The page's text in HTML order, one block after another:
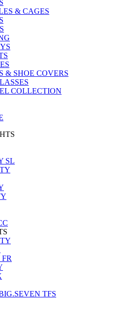
& CAGES
& SHOE COVERS
COLLECTION
SL
TFS